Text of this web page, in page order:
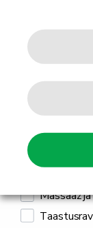
Telefonitsi: 645
info@fysioline.ee
Isiklikuks
Mulle pakub
Massaaž